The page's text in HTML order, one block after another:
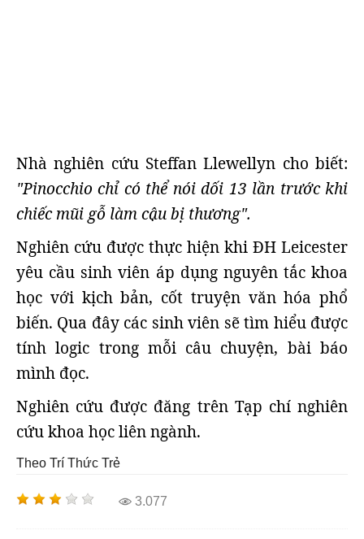
Nhà nghiên cứu Steffan Llewellyn cho biết:
"Pinocchio chỉ có thể nói dối 13 lần trước khi
chiếc mũi gỗ làm cậu bị thương".
Nghiên cứu được thực hiện khi ĐH Leicester
yêu cầu sinh viên áp dụng nguyên tắc khoa
học với kịch bản, cốt truyện văn hóa phổ
biến. Qua đây các sinh viên sẽ tìm hiểu được
tính logic trong mỗi câu chuyện, bài báo
mình đọc.
Nghiên cứu được đăng trên Tạp chí nghiên
cứu khoa học liên ngành.
Theo Trí Thức Trẻ
3.077